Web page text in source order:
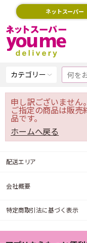
ネットスーパー
カテゴリー
申し訳ございません。
ご指定の商品は販
品です。
ホームへ戻る
配送エリア
会社概要
特定商取引法に基づく表示